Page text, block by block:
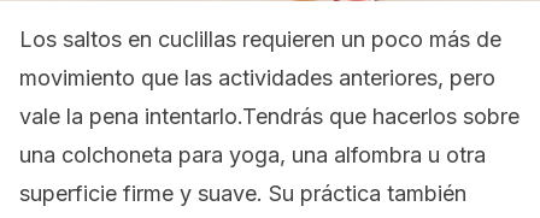
Los saltos en cuclillas requieren un poco más de
movimiento que las actividades anteriores, pero
vale la pena intentarlo.Tendrás que hacerlos sobre
una colchoneta para yoga, una alfombra u otra
superficie firme y suave. Su práctica también